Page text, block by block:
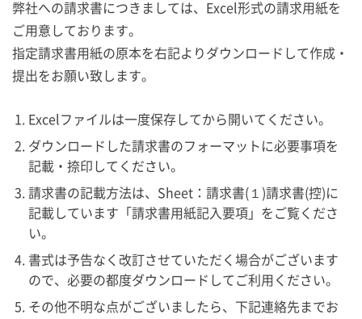
弊社への請求書につきましては、Excel形式の請求用紙を
ご用意しております。
指定請求書用紙の原本を右記よりダウンロードして作成・
提出をお願い致します。
Excelファイルは一度保存してから開いてください。
ダウンロードした請求書のフォーマットに必要事項を
記載・捺印してください。
請求書の記載方法は、Sheet：請求書(１)請求書(控)に
記載しています「請求書用紙記入要項」をご覧くださ
い。
書式は予告なく改訂させていただく場合がございます
ので、必要の都度ダウンロードしてご利用ください。
その他不明な点がございましたら、下記連絡先までお